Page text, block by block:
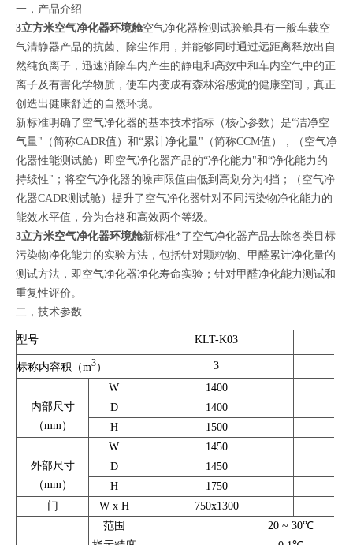
一，产品介绍
3立方米空气净化器环境舱空气净化器检测试验舱具有一般车载空
气清静器产品的抗菌、除尘作用，并能够同时通过远距离释放出自
然纯负离子，迅速消除车内产生的静电和高效中和车内空气中的正
离子及有害化学物质，使车内变成有森林浴感觉的健康空间，真正
创造出健康舒适的自然环境。
新标准明确了空气净化器的基本技术指标（核心参数）是“洁净空
气量"（简称CADR值）和“累计净化量"（简称CCM值），（空气净
化器性能测试舱）即空气净化器产品的“净化能力"和“净化能力的
持续性"；将空气净化器的噪声限值由低到高划分为4挡；（空气净
化器CADR测试舱）提升了空气净化器针对不同污染物净化能力的
能效水平值，分为合格和高效两个等级。
3立方米空气净化器环境舱新标准*了空气净化器产品去除各类目标
污染物净化能力的实验方法，包括针对颗粒物、甲醛累计净化量的
测试方法，即空气净化器净化寿命实验；针对甲醛净化能力测试和
重复性评价。
二，技术参数
型号 KLT-K03
标称内容积（m3） 3
内部尺寸
（mm）
W
1400
D
1400
H
1500
外部尺寸
（mm）
W
1450
D
1450
H
1750
门
W x H 750x1300
范围
20 ~ 30℃